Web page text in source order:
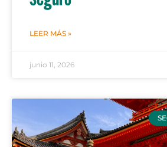
LEER MÁS »
junio 11, 2026